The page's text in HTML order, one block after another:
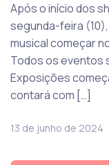
Após o início dos
segunda-feira
musical começar
Todos os eventos
Exposições
contará com […]
13 de junho de 2024